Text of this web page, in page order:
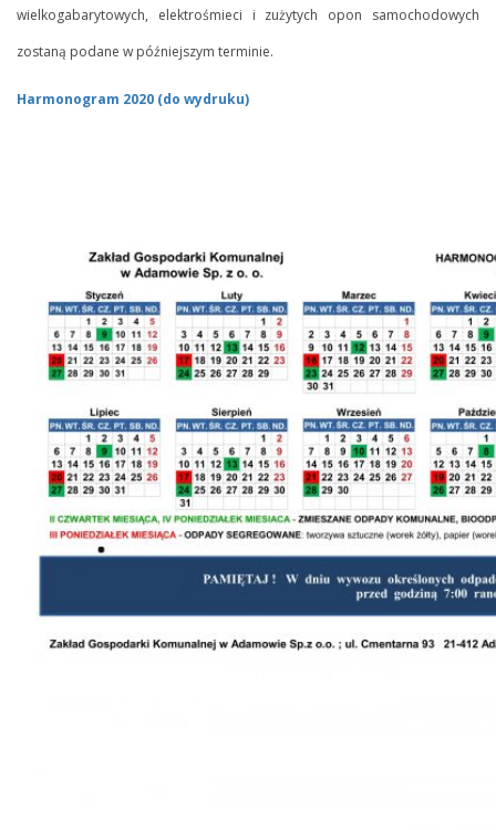
wielkogabarytowych, elektrośmieci i zużytych opon samochodowych
zostaną podane w późniejszym terminie.
Harmonogram 2020 (do wydruku)